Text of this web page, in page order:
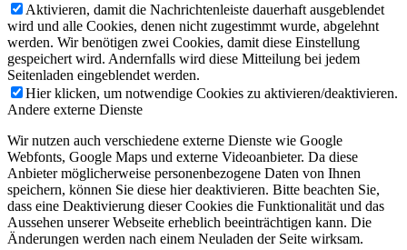
Aktivieren, damit die Nachrichtenleiste dauerhaft ausgeblendet
wird und alle Cookies, denen nicht zugestimmt wurde, abgelehnt
werden. Wir benötigen zwei Cookies, damit diese Einstellung
gespeichert wird. Andernfalls wird diese Mitteilung bei jedem
Seitenladen eingeblendet werden.
Hier klicken, um notwendige Cookies zu aktivieren/deaktivieren.
Andere externe Dienste
Wir nutzen auch verschiedene externe Dienste wie Google
Webfonts, Google Maps und externe Videoanbieter. Da diese
Anbieter möglicherweise personenbezogene Daten von Ihnen
speichern, können Sie diese hier deaktivieren. Bitte beachten Sie,
dass eine Deaktivierung dieser Cookies die Funktionalität und das
Aussehen unserer Webseite erheblich beeinträchtigen kann. Die
Änderungen werden nach einem Neuladen der Seite wirksam.